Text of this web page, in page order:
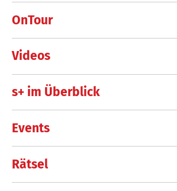
OnTour
Videos
s+ im Überblick
Events
Rätsel